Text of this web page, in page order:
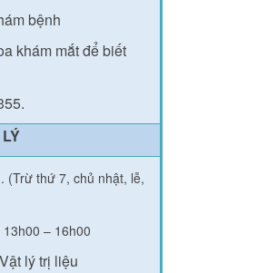
bệnh
khám mắt để biết
(Trừ thứ 7, chủ nhật, lễ,
– 16h00
lý trị liệu